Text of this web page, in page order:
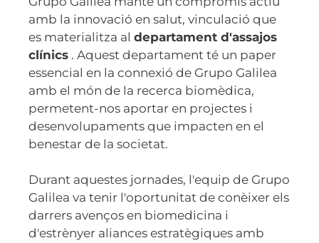
amb la innovació en salut, vinculació que
es materialitza al departament d'assajos
clínics . Aquest departament té un paper
essencial en la connexió de Grupo Galilea
amb el món de la recerca biomèdica,
permetent-nos aportar en projectes i
desenvolupaments que impacten en el
benestar de la societat.
Durant aquestes jornades, l'equip de Grupo
Galilea va tenir l'oportunitat de conèixer els
darrers avenços en biomedicina i
d'estrènyer aliances estratègiques amb